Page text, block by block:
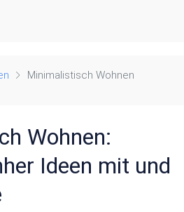
Minimalistisch Wohnen
Wohnen:
Ideen mit und